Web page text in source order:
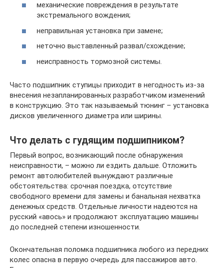
механические повреждения в результате
экстремального вождения;
неправильная установка при замене;
неточно выставленный развал/схождение;
неисправность тормозной системы.
Часто подшипник ступицы приходит в негодность из-за
внесения незапланированных разработчиком изменений
в конструкцию. Это так называемый тюнинг – установка
дисков увеличенного диаметра или ширины.
Что делать с гудящим подшипником?
Первый вопрос, возникающий после обнаружения
неисправности, – можно ли ездить дальше. Отложить
ремонт автолюбителей вынуждают различные
обстоятельства: срочная поездка, отсутствие
свободного времени для замены и банальная нехватка
денежных средств. Отдельные личности надеются на
русский «авось» и продолжают эксплуатацию машины
до последней степени изношенности.
Окончательная поломка подшипника любого из передних
колес опасна в первую очередь для пассажиров авто.